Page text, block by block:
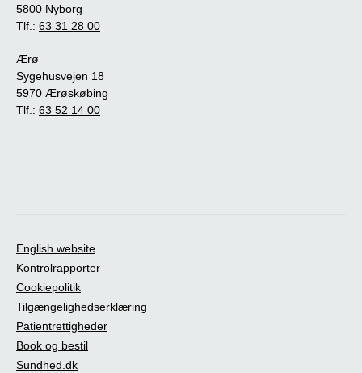
5800 Nyborg
Tlf.: 63 31 28 00
Ærø
Sygehusvejen 18
5970 Ærøskøbing
Tlf.: 63 52 14 00
English website
Kontrolrapporter
Cookiepolitik
Tilgængelighedserklæring
Patientrettigheder
Book og bestil
Sundhed.dk